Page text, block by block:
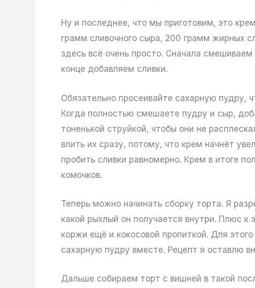
Ну и последнее, что мы приготовим, это
грамм сливочного сыра, 200 грамм жирных
здесь всё очень просто. Сначала
конце добавляем сливки.
Обязательно просеивайте сахарную пудру,
Когда полностью смешаете пудру и сыр,
тоненькой струйкой, чтобы они не
влить их сразу, потому, что крем начнёт
пробить сливки равномерно. Крем в итоге
комочков.
Теперь можно начинать сборку торта. Я
какой рыхлый он получается внутри. Плюс
коржи ещё и кокосовой пропиткой. Для
сахарную пудру вместе. Рецепт я оставлю
Дальше собираем торт с вишней в такой